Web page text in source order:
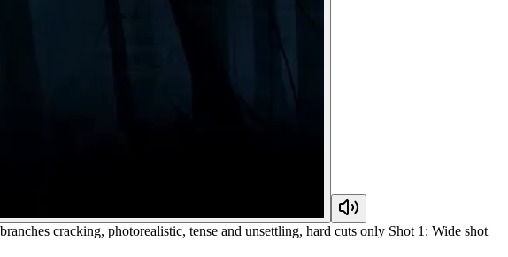
cracking, photorealistic, tense and unsettling, hard cuts only Shot 1: Wide shot